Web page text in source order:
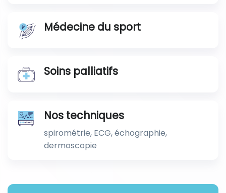
Médecine du sport
Soins palliatifs
Nos techniques
spirométrie, ECG, échographie,
dermoscopie